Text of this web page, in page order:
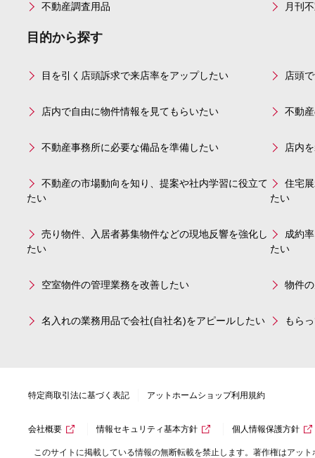
不動産調査用品 月刊
目的から探す
目を引く店頭訴求で来店率をアップしたい 店頭
店内で自由に物件情報を見てもらいたい 不動
不動産事務所に必要な備品を準備したい 店内
不動産の市場動向を知り、提案や社内学習に役立て
たい
住宅
たい
売り物件、入居者募集物件などの現地反響を強化し
たい
成約
たい
空室物件の管理業務を改善したい 物件
名入れの業務用品で会社(自社名)をアピールしたい もら
特定商取引法に基づく表記 アットホームショップ利用規約
会社概要 情報セキュリティ基本方針 個人情報保護方針
このサイトに掲載している情報の無断転載を禁止します。著作権はアッ